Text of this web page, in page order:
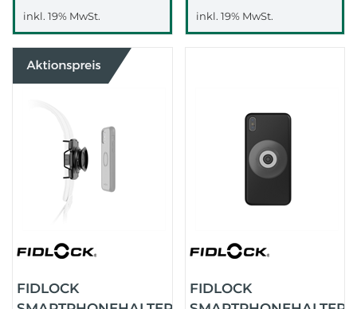
inkl. 19% MwSt. inkl. 19% MwSt.
FIDLOCK
FIDLOCK